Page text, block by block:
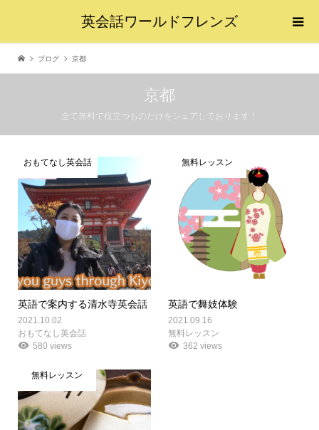
英会話ワールドフレンズ
ブログ 京都
京都
全て無料で役立つものだけをシェアしております！
おもてなし英会話
英語で案内する清水寺英会話
2021.10.02
おもてなし英会話
580 views
無料レッスン
英語で舞妓体験
2021.09.16
無料レッスン
362 views
無料レッスン